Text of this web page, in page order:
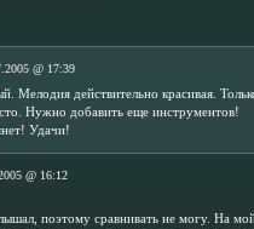
@ 17:39
Мелодия действительно красивая.
Нужно добавить еще инструментов!
Удачи!
@ 16:12
поэтому сравнивать не могу. На мой